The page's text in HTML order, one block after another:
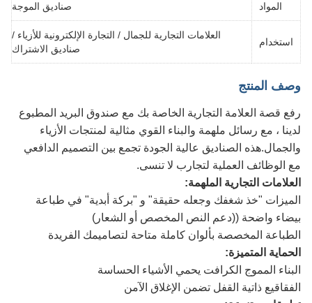
المواد صناديق الموجة
استخدام
العلامات التجارية للجمال / التجارة الإلكترونية للأزياء /
صناديق الاشتراك
وصف المنتج
رفع قصة العلامة التجارية الخاصة بك مع صندوق البريد المطبوع
لدينا ، مع رسائل ملهمة والبناء القوي مثالية لمنتجات الأزياء
والجمال.هذه الصناديق عالية الجودة تجمع بين التصميم الدافعي
مع الوظائف العملية لتجارب لا تنسى.
العلامات التجارية الملهمة:
الميزات "خذ شغفك وجعله حقيقة" و "بركة أبدية" في طباعة
بيضاء واضحة ((دعم النص المخصص أو الشعار)
الطباعة المخصصة بألوان كاملة متاحة لتصاميمك الفريدة
الحماية المتميزة:
البناء المموج الكرافت يحمي الأشياء الحساسة
الفقاقيع ذاتية القفل تضمن الإغلاق الآمن